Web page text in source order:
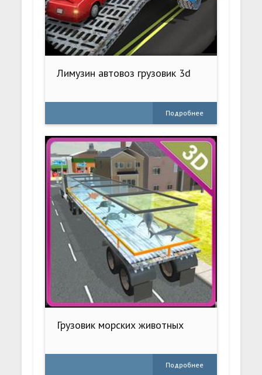
Лимузин автовоз грузовик 3d
Подробнее
Грузовик морских животных
Подробнее